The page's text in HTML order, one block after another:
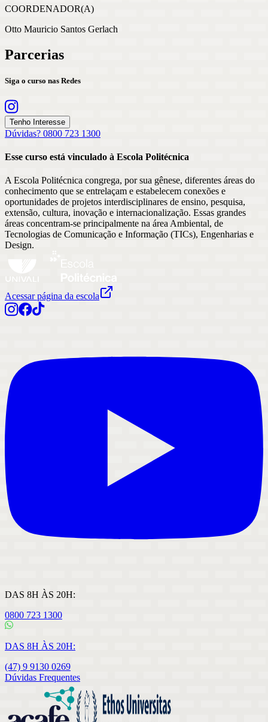
COORDENADOR(A)
Otto Mauricio Santos Gerlach
Parcerias
Siga o curso nas Redes
Tenho Interesse
Dúvidas? 0800 723 1300
Esse curso está vinculado à Escola Politécnica
A Escola Politécnica congrega, por sua gênese, diferentes áreas do
conhecimento que se entrelaçam e estabelecem conexões e
oportunidades de projetos interdisciplinares de ensino, pesquisa,
extensão, cultura, inovação e internacionalização. Essas grandes
áreas concentram-se principalmente na área Ambiental, de
Tecnologias de Comunicação e Informação (TICs), Engenharias e
Design.
Acessar página da escola
DAS 8H ÀS 20H:
0800 723 1300
DAS 8H ÀS 20H:
(47) 9 9130 0269
Dúvidas Frequentes